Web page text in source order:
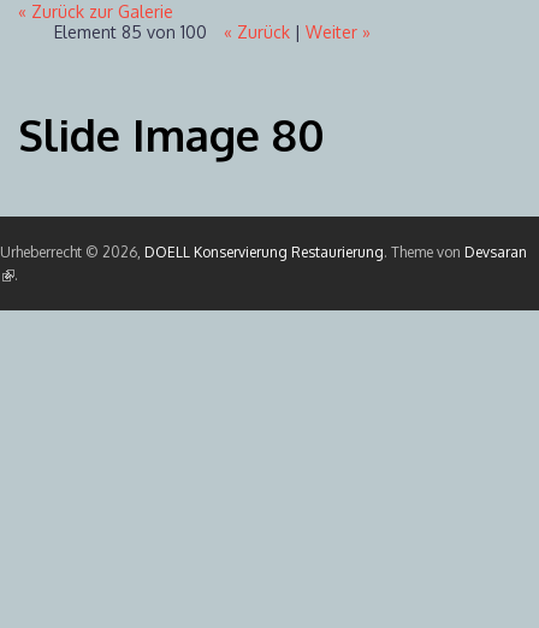
« Zurück zur Galerie
Element 85 von 100
« Zurück| Weiter »
Slide Image 80
Urheberrecht © 2026, DOELL Konservierung Restaurierung. Theme von Devsaran
(Link ist extern)
.